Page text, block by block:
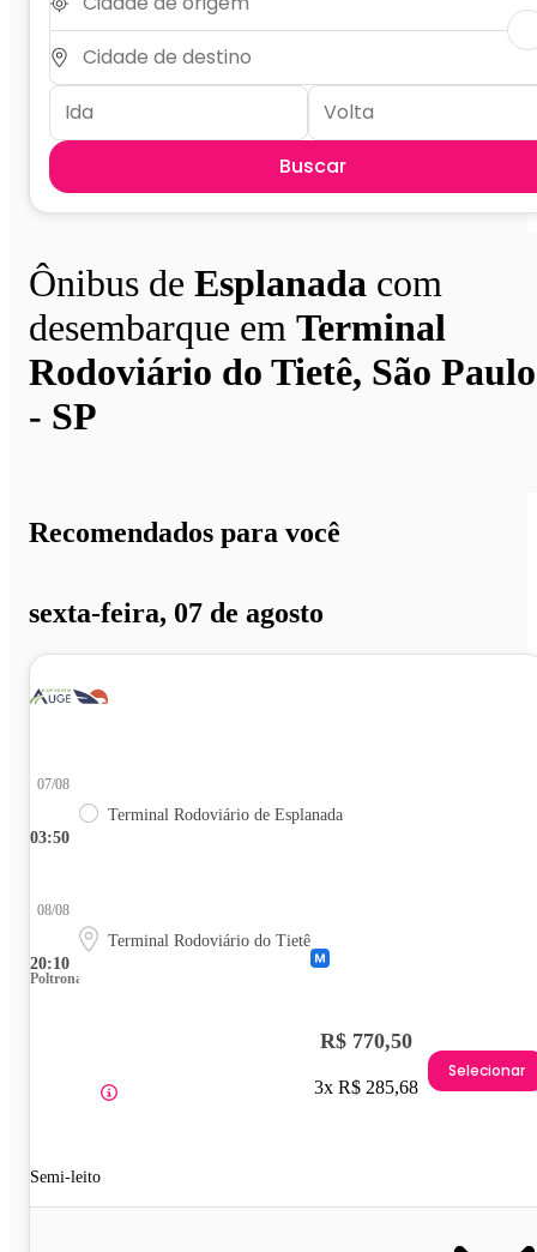
Buscar
Ônibus de Esplanada com
desembarque em Terminal
Rodoviário do Tietê, São Paulo
- SP
Recomendados para você
sexta-feira, 07 de agosto
03:50
07/08
Terminal Rodoviário de Esplanada
20:10
08/08
Terminal Rodoviário do Tietê
Poltrona
Semi-leito
R$ 770,50
3x R$ 285,68
Selecionar